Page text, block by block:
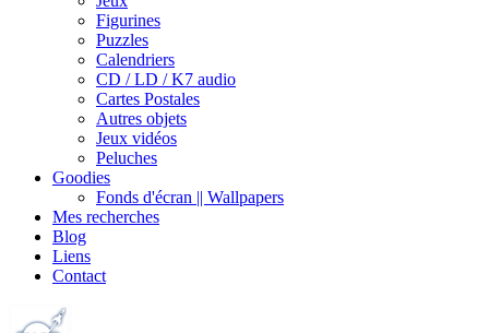
Figurines
Puzzles
Calendriers
CD / LD / K7 audio
Cartes Postales
Autres objets
Jeux vidéos
Peluches
Goodies
Fonds d'écran || Wallpapers
Mes recherches
Blog
Liens
Contact